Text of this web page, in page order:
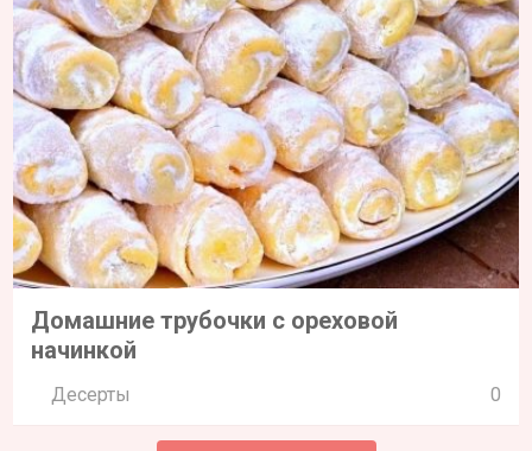
Домашние трубочки с ореховой
начинкой
Десерты 0